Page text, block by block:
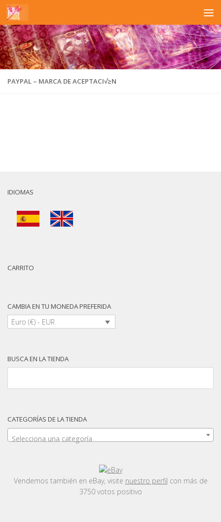
Saltar al contenido
PAYPAL – MARCA DE ACEPTACI√≥N
IDIOMAS
CARRITO
CAMBIA EN TU MONEDA PREFERIDA
Euro (€) - EUR
BUSCA EN LA TIENDA
CATEGORÍAS DE LA TIENDA
Selecciona una categoría
Vendemos también en eBay, visite nuestro perfil con más de
3750 votos positivo